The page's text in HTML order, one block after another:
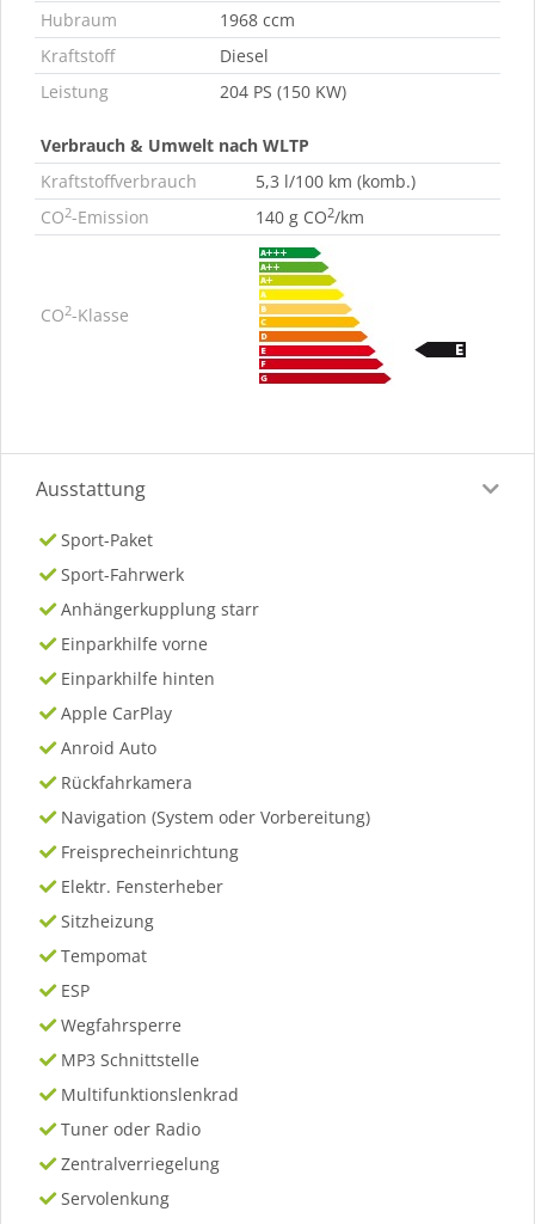
Hubraum
1968 ccm
Kraftstoff
Diesel
Leistung
204 PS (150 KW)
Verbrauch & Umwelt nach WLTP
Kraftstoffverbrauch
5,3 l/100 km (komb.)
CO2-Emission 140 g CO2/km
CO2-Klasse
Ausstattung
Sport-Paket
Sport-Fahrwerk
Anhängerkupplung starr
Einparkhilfe vorne
Einparkhilfe hinten
Apple CarPlay
Anroid Auto
Rückfahrkamera
Navigation (System oder Vorbereitung)
Freisprecheinrichtung
Elektr. Fensterheber
Sitzheizung
Tempomat
ESP
Wegfahrsperre
MP3 Schnittstelle
Multifunktionslenkrad
Tuner oder Radio
Zentralverriegelung
Servolenkung